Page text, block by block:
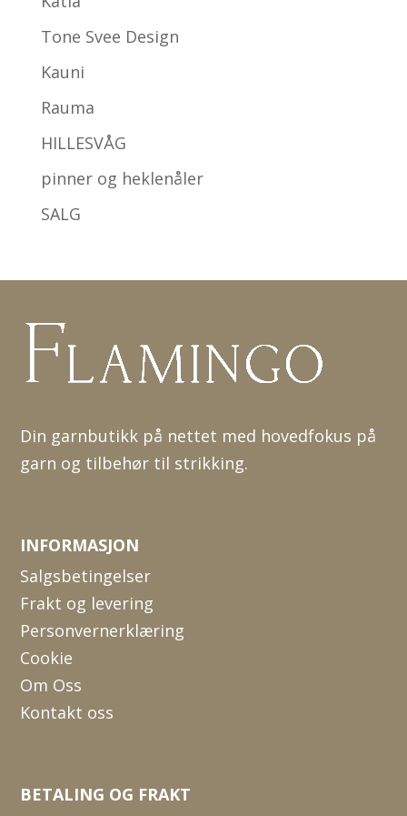
Tone Svee Design
Kauni
Rauma
HILLESVÅG
pinner og heklenåler
SALG
Din garnbutikk på nettet med hovedfokus på
garn og tilbehør til strikking.
INFORMASJON
Salgsbetingelser
Frakt og levering
Personvernerklæring
Cookie
Om Oss
Kontakt oss
BETALING OG FRAKT